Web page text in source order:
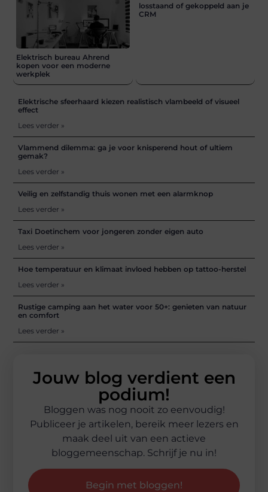
Elektrisch bureau Ahrend
kopen voor een moderne
werkplek
losstaand of gekoppeld aan je
CRM
Elektrische sfeerhaard kiezen realistisch vlambeeld of visueel
effect
Lees verder »
Vlammend dilemma: ga je voor knisperend hout of ultiem
gemak?
Lees verder »
Veilig en zelfstandig thuis wonen met een alarmknop
Lees verder »
Taxi Doetinchem voor jongeren zonder eigen auto
Lees verder »
Hoe temperatuur en klimaat invloed hebben op tattoo-herstel
Lees verder »
Rustige camping aan het water voor 50+: genieten van natuur
en comfort
Lees verder »
Jouw blog verdient een
podium!
Bloggen was nog nooit zo eenvoudig!
Publiceer je artikelen, bereik meer lezers en
maak deel uit van een actieve
bloggemeenschap. Schrijf je nu in!
Begin met bloggen!